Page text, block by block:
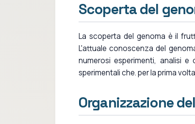
Scoperta del
La scoperta del genoma è il
L'attuale conoscenza del
numerosi esperimenti, analisi
sperimentali che. per la prima
Organizzazione